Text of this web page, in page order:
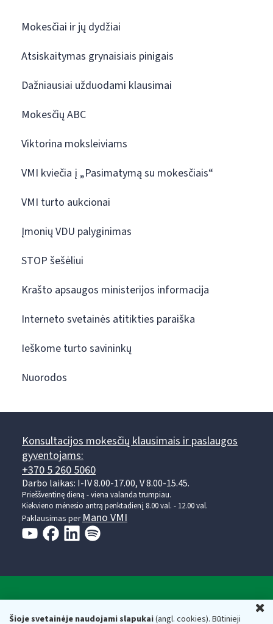
Šioje svetainėje naudojami slapukai(angl. cookies). Būtinieji
Mokesčiai ir jų dydžiai
Atsiskaitymas grynaisiais pinigais
Dažniausiai užduodami klausimai
Mokesčių ABC
Viktorina moksleiviams
VMI kviečia į „Pasimatymą su mokesčiais“
VMI turto aukcionai
Įmonių VDU palyginimas
STOP šešėliui
Krašto apsaugos ministerijos informacija
Interneto svetainės atitikties paraiška
Ieškome turto savininkų
Nuorodos
Konsultacijos mokesčių klausimais ir paslaugos
gyventojams:
+370 5 260 5060
Darbo laikas: I-IV 8.00-17.00, V 8.00-15.45.
Prieššventinę dieną - viena valanda trumpiau.
Kiekvieno mėnesio antrą penktadienį 8.00 val. - 12.00 val.
Paklausimas per Mano VMI
Respublikos finansų ministerijos